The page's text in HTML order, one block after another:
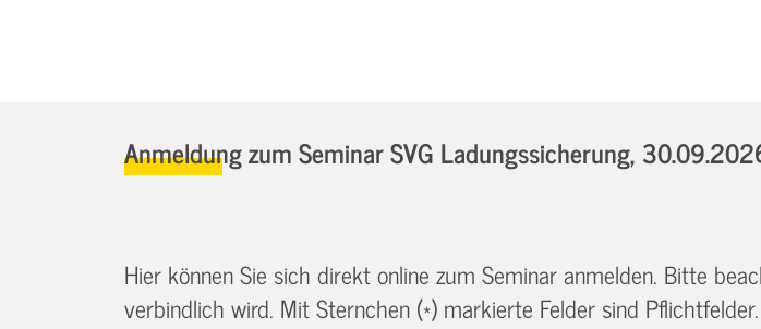
Anmeldung zum Seminar SVG Ladungssicherung,
Hier können Sie sich direkt online zum Seminar anmelden. Bitte
verbindlich wird. Mit Sternchen (*) markierte Felder sind Pflichtfelder.